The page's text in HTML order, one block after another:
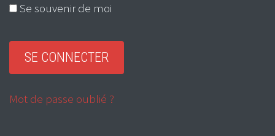
Se souvenir de moi
Mot de passe oublié ?